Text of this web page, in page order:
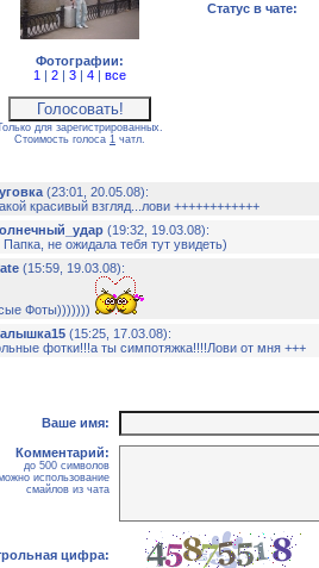
Фотографии:
1 | 2 | 3 | 4 | все
для зарегистрированных.
Стоимость голоса 1 чатл.
Статус в чате:
(23:01, 20.05.08):
красивый взгляд...лови ++++++++++++
(19:32, 19.03.08):
не ожидала тебя тут увидеть)
(15:59, 19.03.08):
Фоты)))))))
(15:25, 17.03.08):
фотки!!!а ты симпотяжка!!!!Лови от мня +++
Ваше имя:
Комментарий:
до 500 символов
использование
смайлов из чата
цифра: